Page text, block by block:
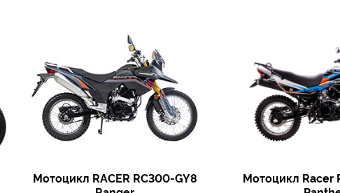
Мотоцикл RACER RC300-GY8
Мотоцикл Racer